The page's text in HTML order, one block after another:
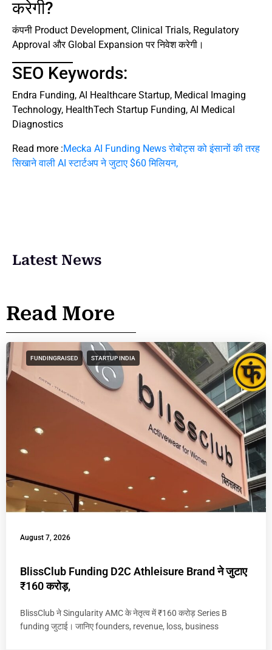
करेगी?
कंपनी Product Development, Clinical Trials, Regulatory
Approval और Global Expansion पर निवेश करेगी।
SEO Keywords:
Endra Funding, AI Healthcare Startup, Medical Imaging
Technology, HealthTech Startup Funding, AI Medical
Diagnostics
Read more :Mecka AI Funding News रोबोट्स को इंसानों की तरह
सिखाने वाली AI स्टार्टअप ने जुटाए $60 मिलियन,
Latest News
Read More
FUNDINGRAISED STARTUP INDIA
August 7, 2026
BlissClub Funding D2C Athleisure Brand ने जुटाए
₹160 करोड़,
BlissClub ने Singularity AMC के नेतृत्व में ₹160 करोड़ Series B
funding जुटाई। जानिए founders, revenue, loss, business